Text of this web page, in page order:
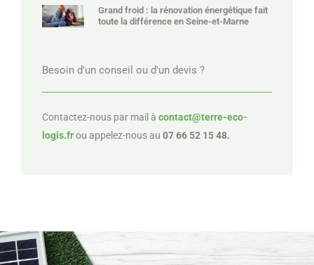
Grand froid : la rénovation énergétique fait
toute la différence en Seine-et-Marne
Besoin d'un conseil ou d'un devis ?
Contactez-nous par mail à contact@terre-eco-
logis.frou appelez-nous au 07 66 52 15 48.